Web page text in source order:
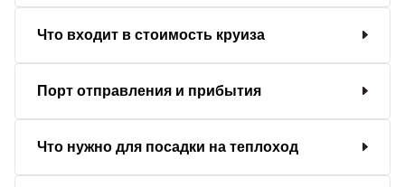
Что входит в стоимость круиза
Порт отправления и прибытия
Что нужно для посадки на теплоход